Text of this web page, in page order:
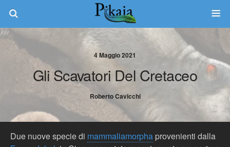
4 Maggio 2021
Gli Scavatori Del Cretaceo
Roberto Cavicchi
Due nuove specie di mammaliamorpha provenienti dalla